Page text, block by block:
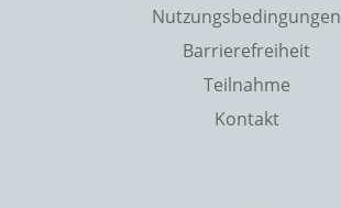
Nutzungsbedingungen
Barrierefreiheit
Teilnahme
Kontakt